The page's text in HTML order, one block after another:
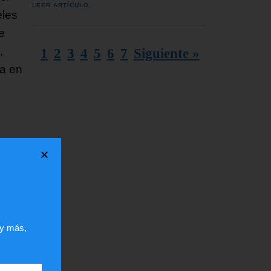
en
LEER ARTÍCULO...
1 2 3 4 5 6 7 Siguiente »
más,